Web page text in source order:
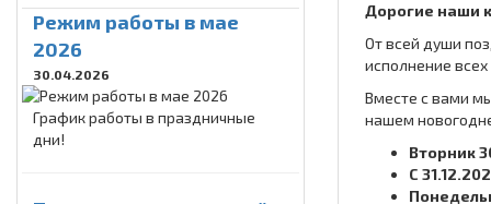
Режим работы в мае
2026
30.04.2026
График работы в праздничные
дни!
Дорогие наши
От всей души
исполнение
Вместе с вами
нашем
Вторник
С